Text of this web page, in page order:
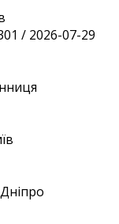
/ 2026-07-29